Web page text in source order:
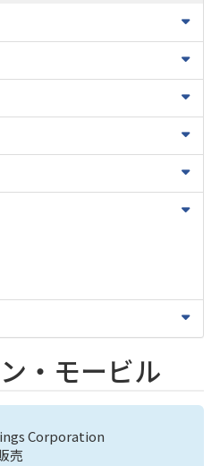
・モービル
Corporation
売